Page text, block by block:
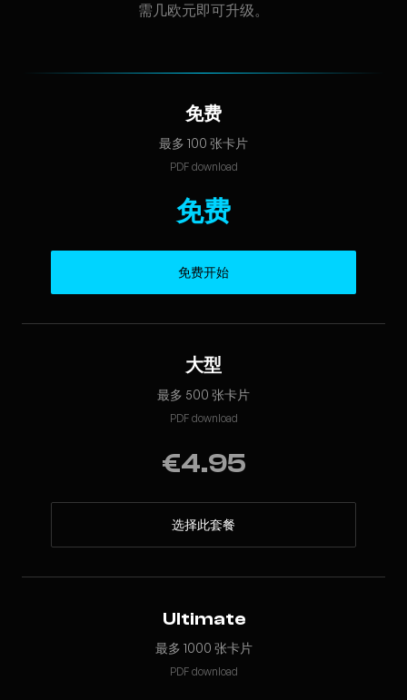
需几欧元即可升级。
免费
最多 100 张卡片
PDF download
免费
免费开始
大型
最多 500 张卡片
PDF download
€4.95
选择此套餐
Ultimate
最多 1000 张卡片
PDF download